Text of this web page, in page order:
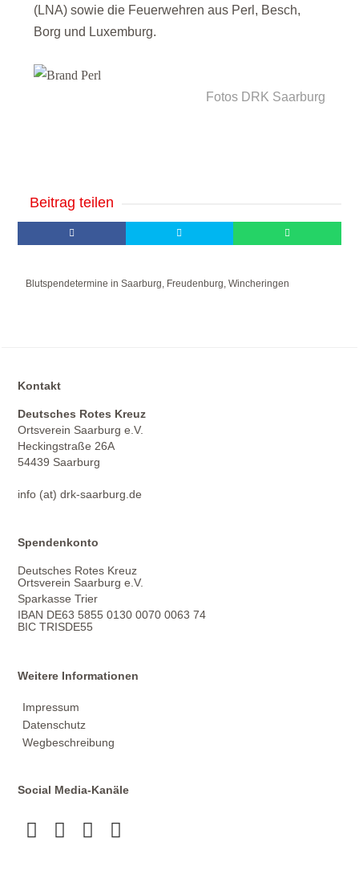
(LNA) sowie die Feuerwehren aus Perl, Besch,
Borg und Luxemburg.
Fotos DRK Saarburg
Beitrag teilen
Blutspendetermine in Saarburg, Freudenburg, Wincheringen
Kontakt
Deutsches Rotes Kreuz
Ortsverein Saarburg e.V.
Heckingstraße 26A
54439 Saarburg
info (at) drk-saarburg.de
Spendenkonto
Deutsches Rotes Kreuz
Ortsverein Saarburg e.V.
Sparkasse Trier
IBAN DE63 5855 0130 0070 0063 74
BIC TRISDE55
Weitere Informationen
Impressum
Datenschutz
Wegbeschreibung
Social Media-Kanäle